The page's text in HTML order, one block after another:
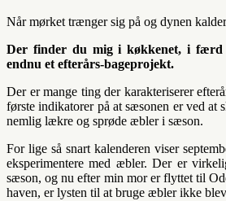
Når mørket trænger sig på og dynen
Der finder du mig i køkkenet, i færd
endnu et efterårs-bageprojekt.
Der er mange ting der karakteriserer
første indikatorer på at sæsonen er ved at
nemlig lækre og sprøde æbler i sæson.
For lige så snart kalenderen viser
eksperimentere med æbler. Der er
sæson, og nu efter min mor er flyttet til
haven, er lysten til at bruge æbler ikke